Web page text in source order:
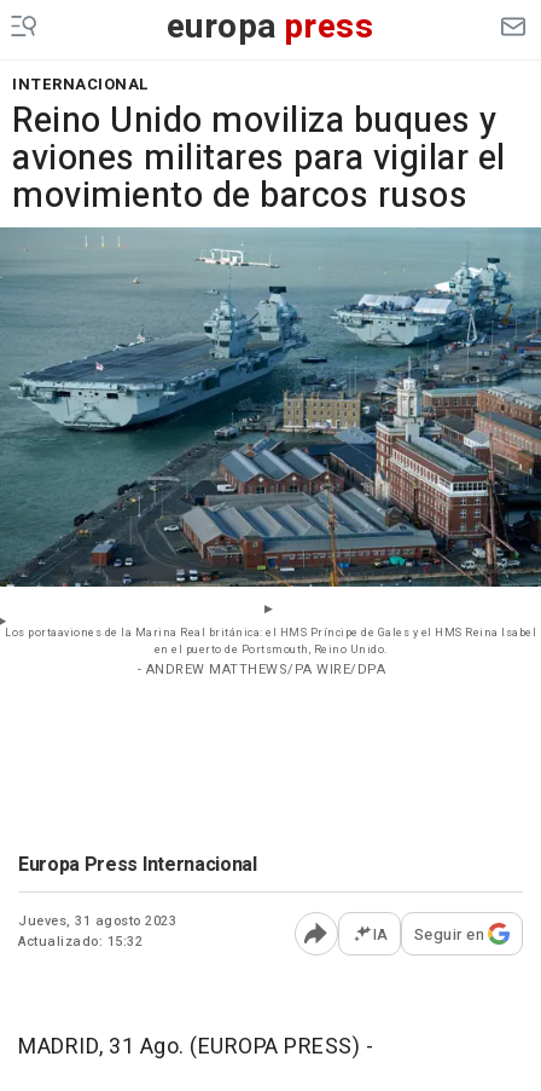
europa press
INTERNACIONAL
Reino Unido moviliza buques y
aviones militares para vigilar el
movimiento de barcos rusos
Los portaaviones de la Marina Real británica: el HMS Príncipe de Gales y el HMS Reina Isabel
en el puerto de Portsmouth, Reino Unido.
- ANDREW MATTHEWS/PA WIRE/DPA
Europa Press Internacional
Jueves, 31 agosto 2023
Actualizado: 15:32
Abrir opciones para
IA Seguir en
MADRID, 31 Ago. (EUROPA PRESS) -